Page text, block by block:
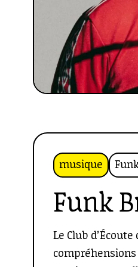
musique
Funk
Le Club